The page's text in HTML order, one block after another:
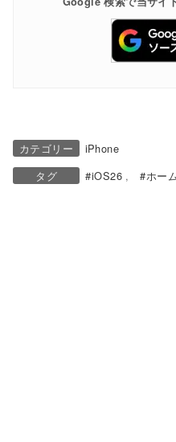
カテゴリー
iPhone
タグ
iOS26 ホー